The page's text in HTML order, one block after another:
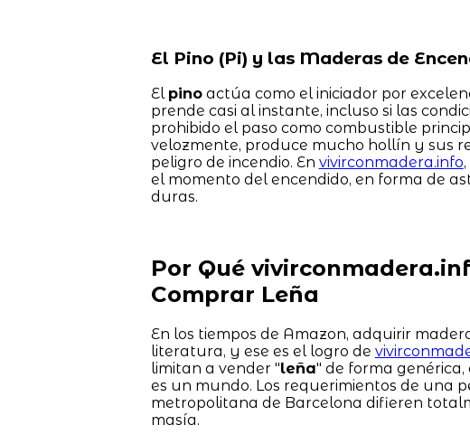
El Pino (Pi) y las Maderas de
El pinoactúa como el iniciador por
prende casi al instante, incluso si las
prohibido el paso como combustible
velozmente, produce mucho hollín y sus
peligro de incendio. En vivirconmadera.info
el momento del encendido, en forma de
duras.
Por Qué
Comprar Leña
En los tiempos de Amazon, adquirir
literatura, y ese es el logro de
limitan a vender "leña" de forma
es un mundo. Los requerimientos de una
metropolitana de Barcelona difieren
masía.